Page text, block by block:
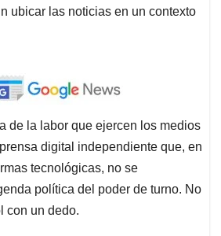
ubicar las noticias en un contexto
de la labor que ejercen los medios
digital independiente que, en
tecnológicas, no se
política del poder de turno. No
con un dedo.